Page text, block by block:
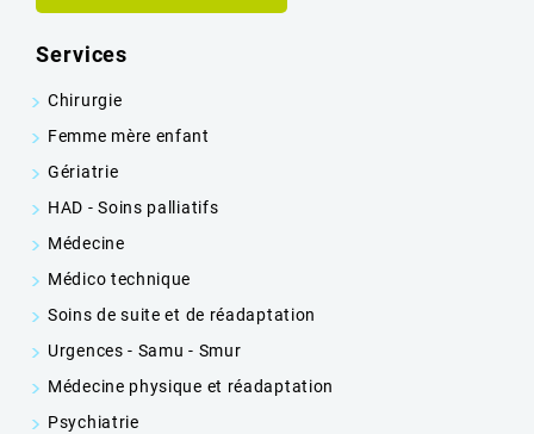
Services
Chirurgie
Femme mère enfant
Gériatrie
HAD - Soins palliatifs
Médecine
Médico technique
Soins de suite et de réadaptation
Urgences - Samu - Smur
Médecine physique et réadaptation
Psychiatrie